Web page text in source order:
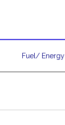
Fuel/ Energy